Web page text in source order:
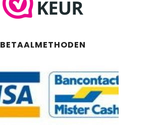
BETAALMETHODEN